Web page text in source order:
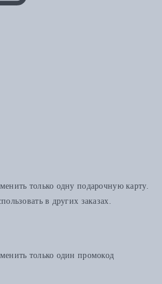
только одну подарочную карту.
в других заказах.
только один промокод